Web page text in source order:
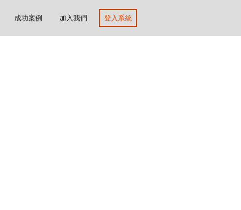
成功案例 加入我們 登入系統